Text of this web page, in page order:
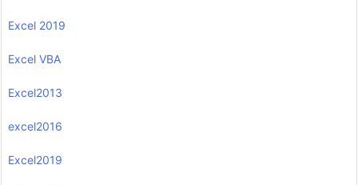
Excel 2019
Excel VBA
Excel2013
excel2016
Excel2019